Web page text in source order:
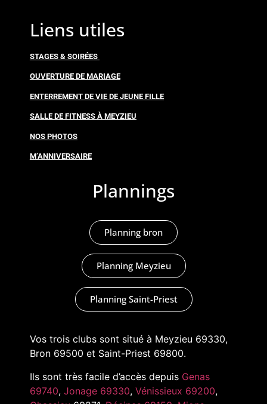
Liens utiles
STAGES & SOIRÉES
OUVERTURE DE MARIAGE
ENTERREMENT DE VIE DE JEUNE FILLE
SALLE DE FITNESS À MEYZIEU
NOS PHOTOS
M’ANNIVERSAIRE
Plannings
Planning bron
Planning Meyzieu
Planning Saint-Priest
Vos trois clubs sont situé à Meyzieu 69330,
Bron 69500 et Saint-Priest 69800.
Ils sont très facile d’accès depuis Genas
69740, Jonage 69330, Vénissieux 69200,